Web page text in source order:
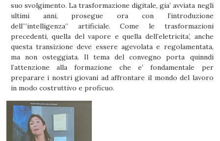
suo svolgimento. La trasformazione digitale, gia’ avviata negli
ultimi anni, prosegue ora con l’introduzione
dell’”intelligenza” artificiale. Come le trasformazioni
precedenti, quella del vapore e quella dell’eletricita’, anche
questa transizione deve essere agevolata e regolamentata,
ma non osteggiata. Il tema del convegno porta quinndi
l’attenzione alla formazione che e’ fondamentale per
preparare i nostri giovani ad affrontare il mondo del lavoro
in modo costruttivo e proficuo.